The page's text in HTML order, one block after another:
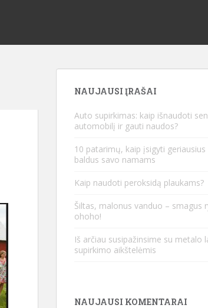
NAUJAUSI ĮRAŠAI
Auto supirkimas: kaip išnaudoti
automobilį ir gauti naudos?
10 patarimų, kaip įsigyti geriausius
baldus savo namams
Kaip naudoti peroksidą plaukams?
Šiltas, malonus vanduo – smagus
ohoho!
Iš arčiau susipažinsime su metalo
supirkimo aikštelėmis
NAUJAUSI KOMENTARAI